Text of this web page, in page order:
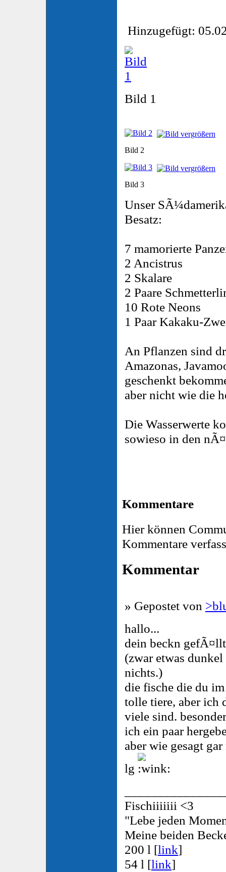
Hinzugefügt:
Bild 1
Bild 2
Bild 3
Unser
Besatz:
7 mamorierte
2 Ancistrus
2 Skalare
2 Paare
10 Rote Neons
1 Paar Kakaku-
An Pflanzen sind
Amazonas,
geschenkt
aber nicht wie die
Die Wasserwerte
sowieso in den
Kommentare
Hier können
Kommentare
Kommentar
» Gepostet von
hallo...
dein beckn
(zwar etwas
nichts.)
die fische die du
tolle tiere, aber ich
viele sind.
ich ein paar
aber wie gesagt
lg
Fischiiiiiii <3
"Lebe jeden
Meine beiden
200 l [link]
54 l [link]